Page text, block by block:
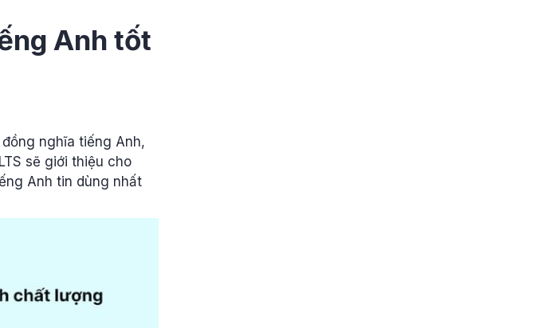
Anh tốt
nghĩa tiếng Anh,
sẽ giới thiệu cho
Anh tin dùng nhất